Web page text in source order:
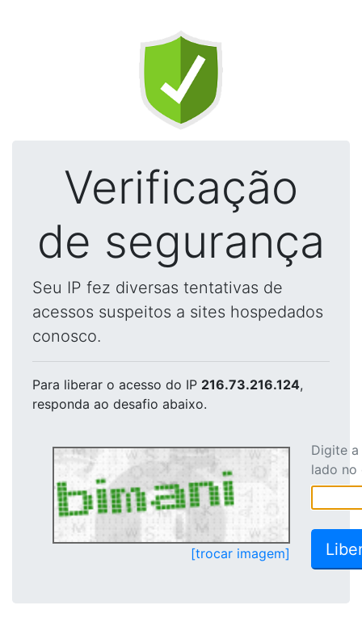
Verificação
de segurança
Seu IP fez diversas tentativas de
acessos suspeitos a sites hospedados
conosco.
Para liberar o acesso do IP 216.73.216.124,
responda ao desafio abaixo.
[trocar imagem]
Digite
lado no